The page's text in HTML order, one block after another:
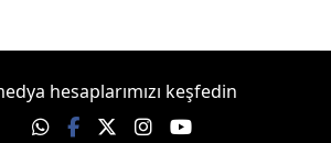
hesaplarımızı keşfedin